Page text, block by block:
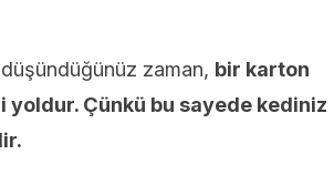
zaman, bir karton
Çünkü bu sayede kediniz